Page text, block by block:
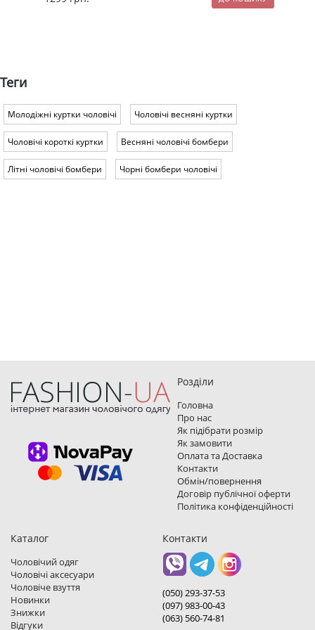
Теги
Молодіжні куртки чоловічі Чоловічі весняні куртки
Чоловічі короткі куртки Весняні чоловічі бомбери
Літні чоловічі бомбери Чорні бомбери чоловічі
Розділи
Головна
Про нас
Як підібрати розмір
Як замовити
Оплата та Доставка
Контакти
Обмін/повернення
Договір публічної оферти
Політика конфіденційності
Каталог
Чоловічий одяг
Чоловічі аксесуари
Чоловіче взуття
Новинки
Знижки
Відгуки
Контакти
(050) 293-37-53
(097) 983-00-43
(063) 560-74-81